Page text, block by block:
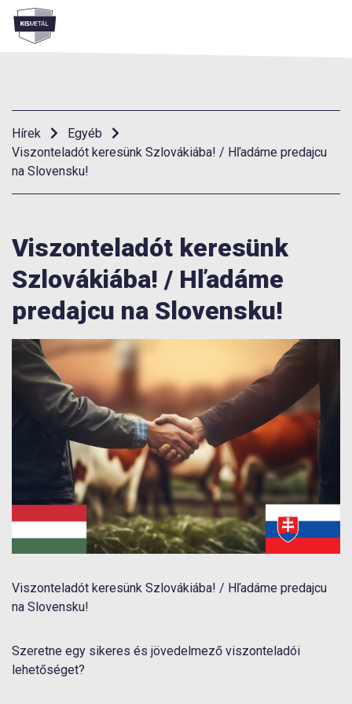
Menü
Hírek
Egyéb
Viszonteladót keresünk Szlovákiába! / Hľadáme predajcu
na Slovensku!
Viszonteladót keresünk
Szlovákiába! / Hľadáme
predajcu na Slovensku!
Viszonteladót keresünk Szlovákiába! / Hľadáme predajcu
na Slovensku!
Szeretne egy sikeres és jövedelmező viszonteladói
lehetőséget?